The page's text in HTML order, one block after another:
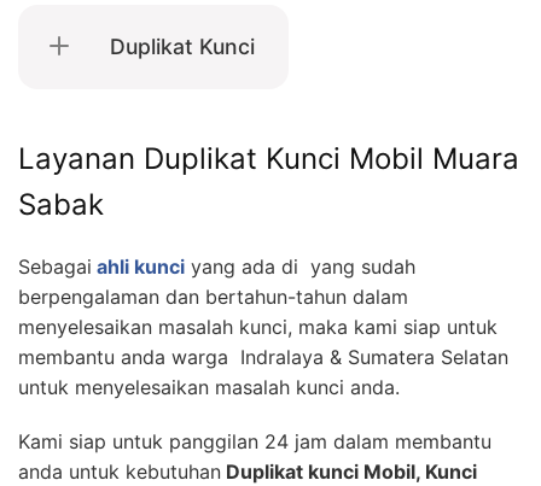
Duplikat Kunci
Layanan Duplikat Kunci Mobil Muara
Sabak
Sebagai ahli kunci yang ada di yang sudah
berpengalaman dan bertahun-tahun dalam
menyelesaikan masalah kunci, maka kami siap untuk
membantu anda warga Indralaya & Sumatera Selatan
untuk menyelesaikan masalah kunci anda.
Kami siap untuk panggilan 24 jam dalam membantu
anda untuk kebutuhan Duplikat kunci Mobil, Kunci